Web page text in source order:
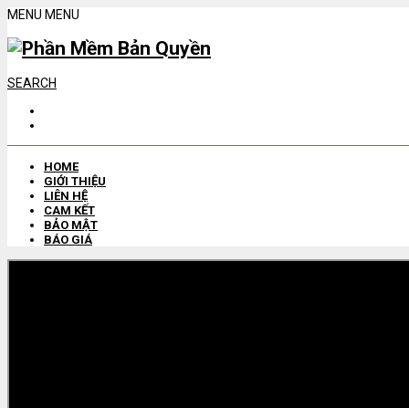
MENU MENU
SEARCH
HOME
GIỚI THIỆU
LIÊN HỆ
CAM KẾT
BẢO MẬT
BÁO GIÁ